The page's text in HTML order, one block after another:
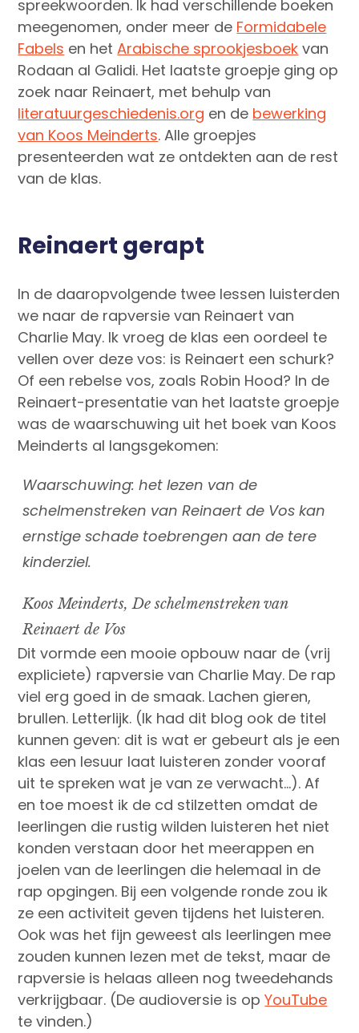
spreekwoorden. Ik had verschillende boeken
meegenomen, onder meer de Formidabele
Fabels en hetArabische sprookjesboek van
Rodaan al Galidi. Het laatste groepje ging op
zoek naar Reinaert, met behulp van
literatuurgeschiedenis.org en de bewerking
van Koos Meinderts. Alle groepjes
presenteerden wat ze ontdekten aan de rest
van de klas.
Reinaert gerapt
In de daaropvolgende twee lessen luisterden
we naar de rapversie van Reinaert van
Charlie May. Ik vroeg de klas een oordeel te
vellen over deze vos: is Reinaert een schurk?
Of een rebelse vos, zoals Robin Hood? In de
Reinaert-presentatie van het laatste groepje
was de waarschuwing uit het boek van Koos
Meinderts al langsgekomen:
Waarschuwing: het lezen van de
schelmenstreken van Reinaert de Vos kan
ernstige schade toebrengen aan de tere
kinderziel.
Koos Meinderts, De schelmenstreken van
Reinaert de Vos
Dit vormde een mooie opbouw naar de (vrij
expliciete) rapversie van Charlie May. De rap
viel erg goed in de smaak. Lachen gieren,
brullen. Letterlijk. (Ik had dit blog ook de titel
kunnen geven: dit is wat er gebeurt als je een
klas een lesuur laat luisteren zonder vooraf
uit te spreken wat je van ze verwacht…). Af
en toe moest ik de cd stilzetten omdat de
leerlingen die rustig wilden luisteren het niet
konden verstaan door het meerappen en
joelen van de leerlingen die helemaal in de
rap opgingen. Bij een volgende ronde zou ik
ze een activiteit geven tijdens het luisteren.
Ook was het fijn geweest als leerlingen mee
zouden kunnen lezen met de tekst, maar de
rapversie is helaas alleen nog tweedehands
verkrijgbaar. (De audioversie is opYouTube
te vinden.)